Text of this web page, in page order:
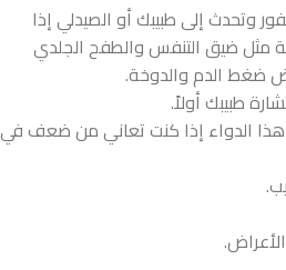
وتحدث إلى طبيبك أو الصيدلي إذا
ضيق التنفس والطفح الجلدي
ضغط الدم والدوخة.
طبيبك أولاً.
هذا الدواء إذا كنت تعاني من ضعف في